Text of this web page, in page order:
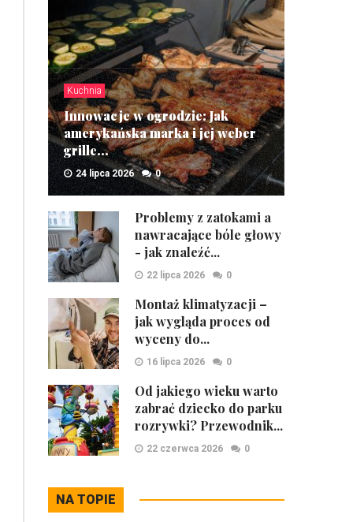
Kuchnia
Innowacje w ogrodzie: Jak
amerykańska marka i jej weber
grille...
24 lipca 2026 0
Problemy z zatokami a
nawracające bóle głowy
- jak znaleźć...
22 lipca 2026 0
Montaż klimatyzacji –
jak wygląda proces od
wyceny do...
16 lipca 2026 0
Od jakiego wieku warto
zabrać dziecko do parku
rozrywki? Przewodnik...
22 czerwca 2026 0
NA TOPIE